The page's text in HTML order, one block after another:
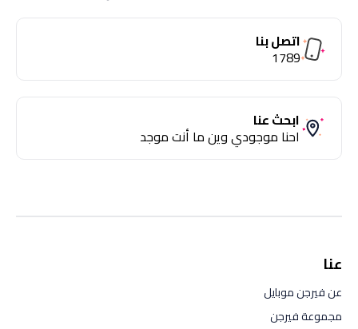
اتصل بنا
1789
ابحث عنا
احنا موجودي وين ما أنت موجد
عنا
عن فيرجن موبايل
مجموعة فيرجن